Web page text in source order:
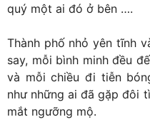
quý một ai đó ở bên ….
Thành phố nhỏ yên tĩnh
say, mỗi bình minh đều
và mỗi chiều đi tiễn
như những ai đã gặp đôi
mắt ngưỡng mộ.